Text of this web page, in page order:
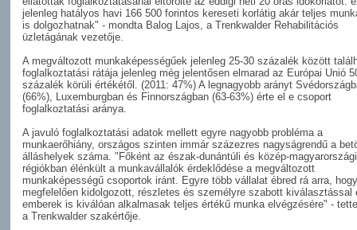
jelenleg hatályos havi 166 500 forintos kereseti korlátig akár teljes
is dolgozhatnak" - mondta Balog Lajos, a Trenkwalder Rehabilitációs
üzletágának vezetője.
A megváltozott munkaképességűek jelenleg 25-30 százalék között
foglalkoztatási rátája jelenleg még jelentősen elmarad az Európai Unió
százalék körüli értékétől. (2011: 47%) A legnagyobb arányt
(66%), Luxemburgban és Finnországban (63-63%) érte el e csoport
foglalkoztatási aránya.
A javuló foglalkoztatási adatok mellett egyre nagyobb probléma a
munkaerőhiány, országos szinten immár százezres nagyságrendű a
álláshelyek száma. "Főként az észak-dunántúli és közép-magyarországi
régiókban élénkült a munkavállalók érdeklődése a megváltozott
munkaképességű csoportok iránt. Egyre több vállalat ébred rá arra, hogy
megfelelően kidolgozott, részletes és személyre szabott kiválasztással
emberek is kiválóan alkalmasak teljes értékű munka elvégzésére" -
a Trenkwalder szakértője.